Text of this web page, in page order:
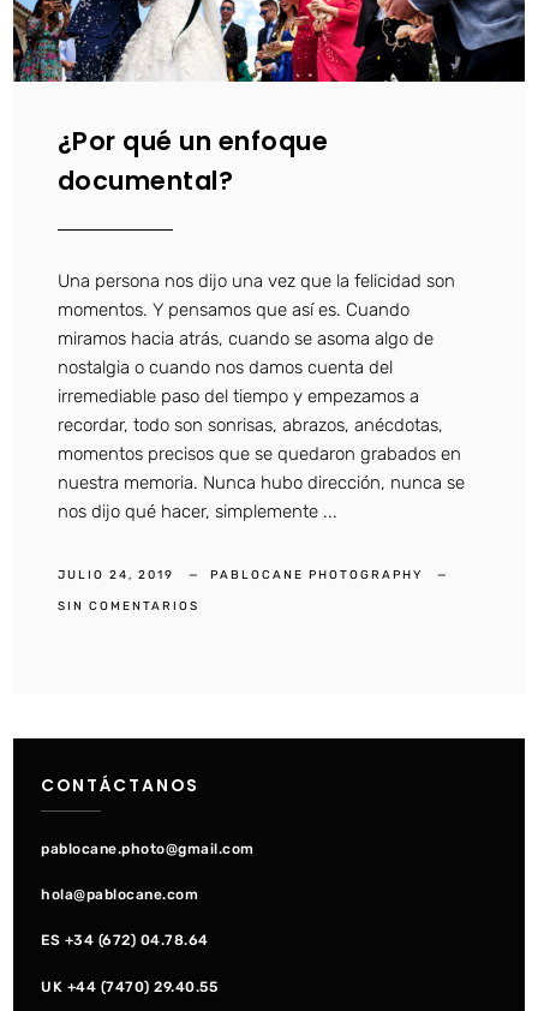
¿Por qué un enfoque
documental?
Una persona nos dijo una vez que la felicidad son
momentos. Y pensamos que así es. Cuando
miramos hacia atrás, cuando se asoma algo de
nostalgia o cuando nos damos cuenta del
irremediable paso del tiempo y empezamos a
recordar, todo son sonrisas, abrazos, anécdotas,
momentos precisos que se quedaron grabados en
nuestra memoria. Nunca hubo dirección, nunca se
nos dijo qué hacer, simplemente ...
JULIO 24, 2019 PABLOCANE PHOTOGRAPHY
SIN COMENTARIOS
CONTÁCTANOS
pablocane.photo@gmail.com
hola@pablocane.com
ES +34 (672) 04.78.64
UK +44 (7470) 29.40.55